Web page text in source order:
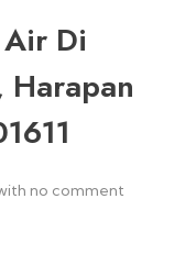
Di
Harapan
no comment